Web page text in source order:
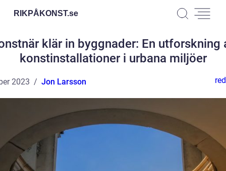
RIKPÅKONST.se
klär in byggnader: En utforskning
konstinstallationer i urbana miljöer
2023 Jon Larsson